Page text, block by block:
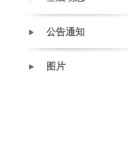
公告通知
图片